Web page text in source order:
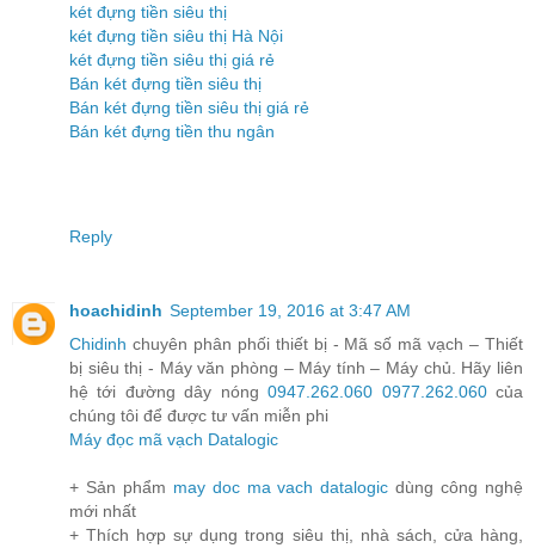
két đựng tiền siêu thị
két đựng tiền siêu thị Hà Nội
két đựng tiền siêu thị giá rẻ
Bán két đựng tiền siêu thị
Bán két đựng tiền siêu thị giá rẻ
Bán két đựng tiền thu ngân
Reply
hoachidinh September 19, 2016 at 3:47 AM
Chidinh chuyên phân phối thiết bị - Mã số mã vạch – Thiết
bị siêu thị - Máy văn phòng – Máy tính – Máy chủ. Hãy liên
hệ tới đường dây nóng0947.262.060 0977.262.060của
chúng tôi để được tư vấn miễn phi
Máy đọc mã vạch Datalogic
+ Sản phẩm may doc ma vach datalogic dùng công nghệ
mới nhất
+ Thích hợp sự dụng trong siêu thị, nhà sách, cửa hàng,